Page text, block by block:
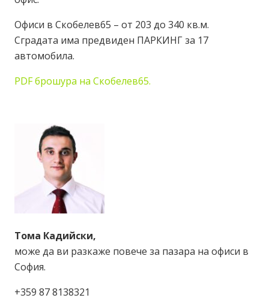
Офиси в Скобелев65 – от 203 до 340 кв.м.
Сградата има предвиден ПАРКИНГ за 17
автомобила.
PDF брошура на Скобелев65.
Тома Кадийски,
може да ви разкаже повече за пазара на офиси в
София.
‭+359 87 8138321‬